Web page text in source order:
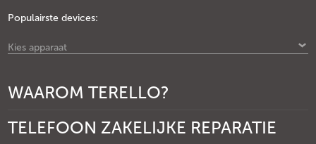
Populairste devices:
Kies apparaat
WAAROM TERELLO?
TELEFOON ZAKELIJKE REPARATIE